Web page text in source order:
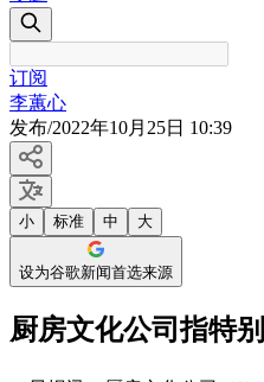
订阅
李蕙心
发布/2022年10月25日 10:39
小 标准 中 大
设为谷歌新闻首选来源
厨房文化公司指特